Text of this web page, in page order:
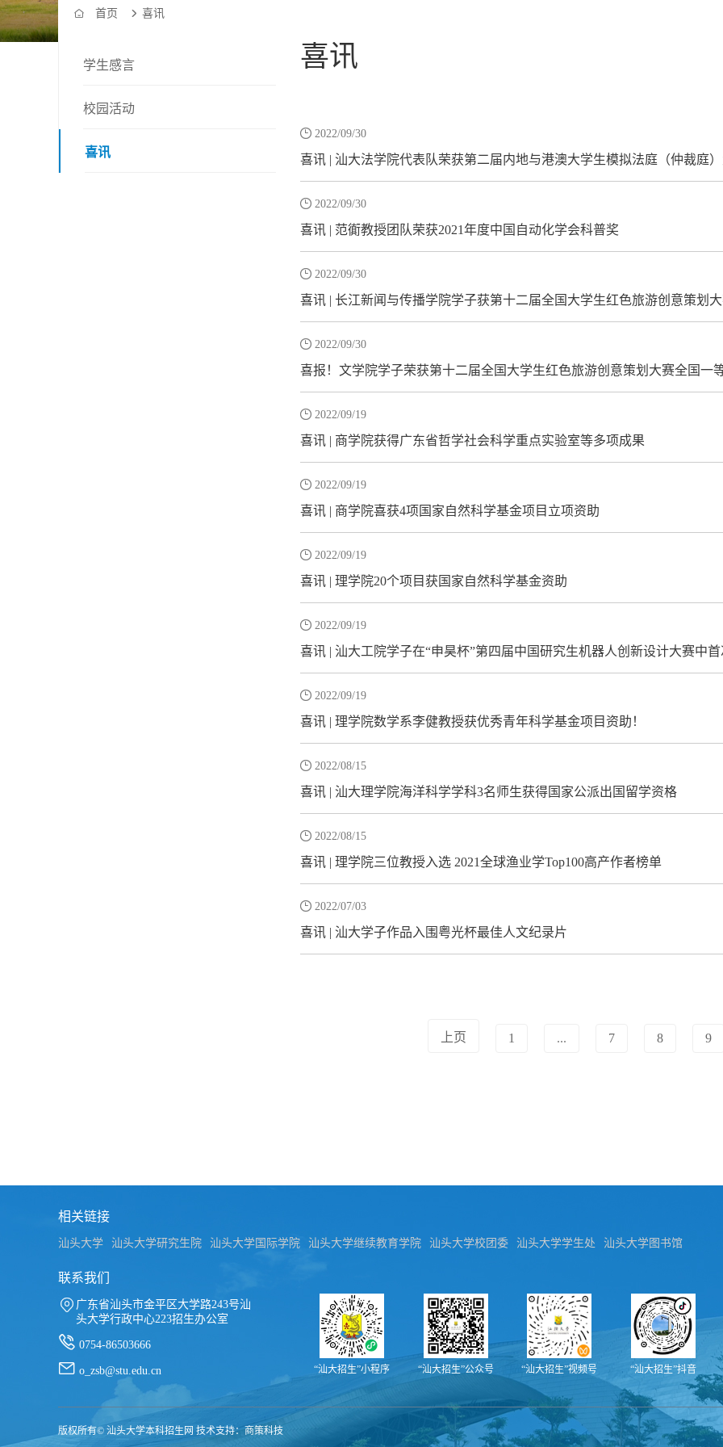
 首页  喜讯
学生感言
校园活动
喜讯
喜讯
 2022/09/30
喜讯 | 汕大法学院代表队荣获第二届内地与港澳大学生模拟法庭（仲裁庭
 2022/09/30
喜讯 | 范衠教授团队荣获2021年度中国自动化学会科普奖
 2022/09/30
喜讯 | 长江新闻与传播学院学子获第十二届全国大学生红色旅游创意策划
 2022/09/30
喜报！文学院学子荣获第十二届全国大学生红色旅游创意策划大赛全国一等
 2022/09/19
喜讯 | 商学院获得广东省哲学社会科学重点实验室等多项成果
 2022/09/19
喜讯 | 商学院喜获4项国家自然科学基金项目立项资助
 2022/09/19
喜讯 | 理学院20个项目获国家自然科学基金资助
 2022/09/19
喜讯 | 汕大工院学子在“申昊杯”第四届中国研究生机器人创新设计大赛中
 2022/09/19
喜讯 | 理学院数学系李健教授获优秀青年科学基金项目资助！
 2022/08/15
喜讯 | 汕大理学院海洋科学学科3名师生获得国家公派出国留学资格
 2022/08/15
喜讯 | 理学院三位教授入选 2021全球渔业学Top100高产作者榜单
 2022/07/03
喜讯 | 汕大学子作品入围粤光杯最佳人文纪录片
上页 1 ... 7 8 9
相关链接
汕头大学 汕头大学研究生院 汕头大学国际学院 汕头大学继续教育学院 汕头大学校团委 汕头大学学生处 汕头大学图书馆
联系我们
 广东省汕头市金平区大学路243号汕
头大学行政中心223招生办公室
 0754-86503666
 o_zsb@stu.edu.cn “汕大招生”小程序 “汕大招生”公众号 “汕大招生”视频号 “汕大招生”抖音
版权所有© 汕头大学本科招生网 技术支持： 商策科技